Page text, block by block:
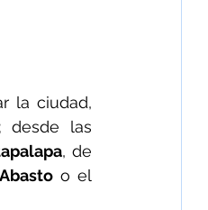
la ciudad,
desde las
, de